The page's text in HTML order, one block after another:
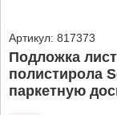
Артикул: 817373
Подложка
полистирола
паркетную